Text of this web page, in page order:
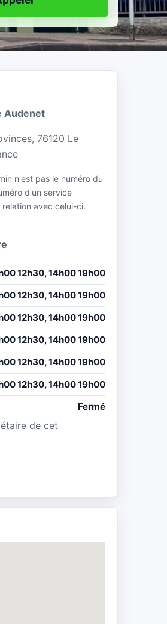
Audenet
76120 Le
n'est pas le numéro du
d'un service
avec celui-ci.
12h30, 14h00 19h00
12h30, 14h00 19h00
12h30, 14h00 19h00
12h30, 14h00 19h00
12h30, 14h00 19h00
12h30, 14h00 19h00
Fermé
de cet